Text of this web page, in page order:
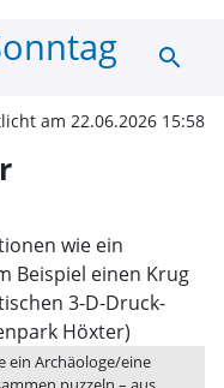
search
am 22.06.2026 15:58
ein Archäologe/eine